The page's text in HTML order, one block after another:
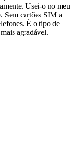
Usei-o no meu
Sem cartões SIM a
É o tipo de
agradável.